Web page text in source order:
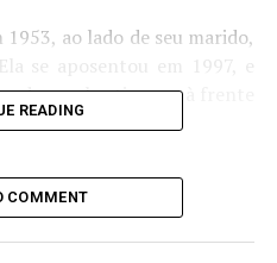
ao lado de seu marido,
do casal estiveram à frente
de peças ousadas e
de estampas e
READING
COMMENT